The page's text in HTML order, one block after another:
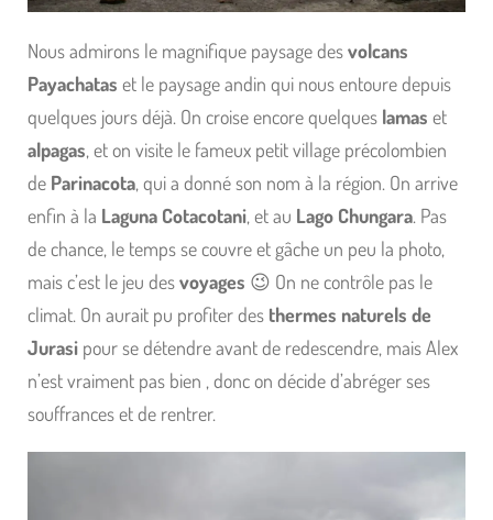
Nous admirons le magnifique paysage desvolcans
Payachatas et le paysage andin qui nous entoure depuis
quelques jours déjà. On croise encore quelques lamas et
alpagas, et on visite le fameux petit village précolombien
de Parinacota, qui a donné son nom à la région. On arrive
enfin à la Laguna Cotacotani, et au Lago Chungara. Pas
de chance, le temps se couvre et gâche un peu la photo,
mais c’est le jeu desvoyages 😉 On ne contrôle pas le
climat. On aurait pu profiter des thermes naturels de
Jurasi pour se détendre avant de redescendre, mais Alex
n’est vraiment pas bien , donc on décide d’abréger ses
souffrances et de rentrer.